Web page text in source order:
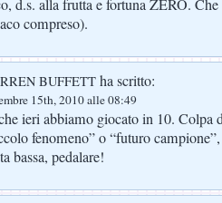
d.s. alla frutta e fortuna ZERO.
compreso).
BUFFETT ha scritto:
15th, 2010 alle 08:49
ieri abbiamo giocato in 10. Colpa
fenomeno” o “futuro
bassa, pedalare!